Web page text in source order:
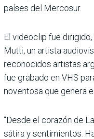
países del Mercosur.
El videoclip fue
Mutti, un artista
reconocidos artistas
fue grabado en VHS
noventosa que genera
“Desde el corazón de
sátira y sentimientos.